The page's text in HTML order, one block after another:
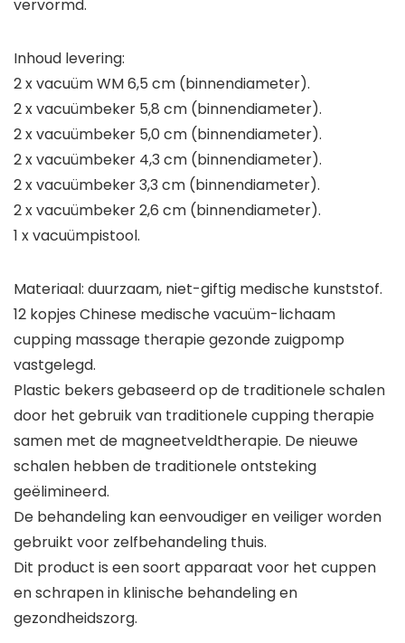
vervormd.
Inhoud levering:
2 x vacuüm WM 6,5 cm (binnendiameter).
2 x vacuümbeker 5,8 cm (binnendiameter).
2 x vacuümbeker 5,0 cm (binnendiameter).
2 x vacuümbeker 4,3 cm (binnendiameter).
2 x vacuümbeker 3,3 cm (binnendiameter).
2 x vacuümbeker 2,6 cm (binnendiameter).
1 x vacuümpistool.
Materiaal: duurzaam, niet-giftig medische kunststof.
12 kopjes Chinese medische vacuüm-lichaam
cupping massage therapie gezonde zuigpomp
vastgelegd.
Plastic bekers gebaseerd op de traditionele schalen
door het gebruik van traditionele cupping therapie
samen met de magneetveldtherapie. De nieuwe
schalen hebben de traditionele ontsteking
geëlimineerd.
De behandeling kan eenvoudiger en veiliger worden
gebruikt voor zelfbehandeling thuis.
Dit product is een soort apparaat voor het cuppen
en schrapen in klinische behandeling en
gezondheidszorg.